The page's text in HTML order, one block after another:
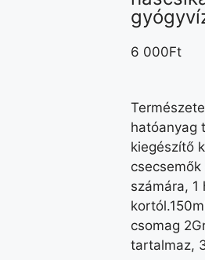
6 000Ft
hatóanyag
kiegészítő
számára, 1
csomag
tartalmaz,